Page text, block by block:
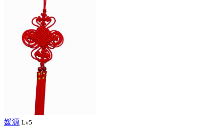
媛源 Lv5